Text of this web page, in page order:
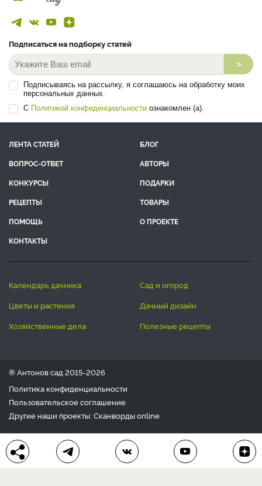
Подписаться на подборку статей
>
Подписываясь на рассылку, я соглашаюсь на обработку моих
персональных данных.
С Политикой конфиденциальности ознакомлен (а).
ЛЕНТА СТАТЕЙ
БЛОГ
ВОПРОС-ОТВЕТ
АВТОРЫ
КОНКУРСЫ
ПОДАРКИ
РЕЦЕПТЫ
ТОВАРЫ
ПОМОЩЬ
О ПРОЕКТЕ
КОНТАКТЫ
календарь дачника
сад и огород
цветы и растения
дачный дизайн
хозяйственные дела
полезные рецепты
® Антонов сад 2015-2026
Политика конфиденциальности
Пользовательское соглашение
Другие наши проекты: Сканвордыonline
Любое использование материала допускается только с
письменного согласия редакции